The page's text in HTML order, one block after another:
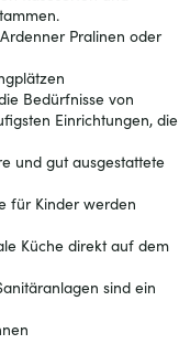
Pralinen oder
Bedürfnisse von
Einrichtungen, die
und gut ausgestattete
für Kinder werden
Küche direkt auf dem
sind ein